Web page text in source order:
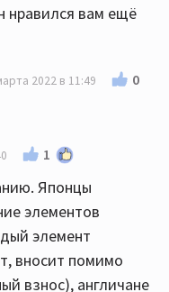
нравился вам ещё
2022 в 11:49 0
1
Японцы
элементов
элемент
вносит помимо
взнос), англичане